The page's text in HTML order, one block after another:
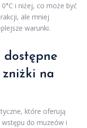
i niżej, co może być
ale mniej
warunki.
dostępne
na
które oferują
do muzeów i